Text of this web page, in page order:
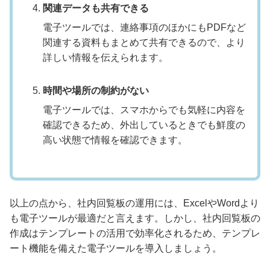
関連データも共有できる
電子ツールでは、連絡事項のほかにもPDFなど
関連する資料もまとめて共有できるので、より
詳しい情報を伝えられます。
時間や場所の制約がない
電子ツールでは、スマホからでも気軽に内容を
確認できるため、外出しているときでも鮮度の
高い状態で情報を確認できます。
以上の点から、社内回覧板の運用には、ExcelやWordより
も電子ツールが最適だと言えます。しかし、社内回覧板の
作成はテンプレートの活用で効率化されるため、テンプレ
ート機能を備えた電子ツールを導入しましょう。